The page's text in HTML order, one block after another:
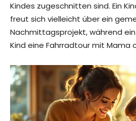
Kindes zugeschnitten sind. Ein
freut sich vielleicht über ein
Nachmittagsprojekt, während
Kind eine Fahrradtour mit Mama